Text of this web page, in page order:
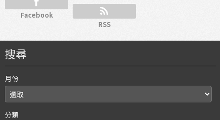
Facebook
RSS
搜尋
月份
分類